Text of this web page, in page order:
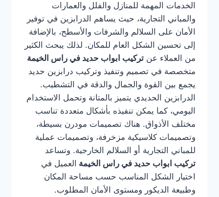
الخدمات المهمة للمنازل والفلل والعمارات
والمباني التجارية، حيث يساهم الدرابزين في توفير
الأمان على السلالم والشرفات والأسطح، بالإضافة
إلى تحسين الشكل العام للمكان. لذلك يبحث الكثير
من العملاء عن تركيب ابواب حديد في راس الخيمة
متخصصة في تصميم وتنفيذ وتركيب درابزين حديد
يجمع بين القوة والجمال والدقة في التشطيب.
الدرابزين الحديدي يتميز بالمتانة وتحمل الاستخدام
اليومي، كما يمكن تنفيذه بأشكال متعددة تناسب
مختلف الأذواق. هناك تصميمات مودرن بسيطة،
وتصميمات كلاسيكية مزخرفة، وتصميمات عملية
للمباني التجارية أو السلالم الخارجية. وتساعد
تركيب ابواب حديد في راس الخيمة العميل في
اختيار الشكل المناسب حسب مساحة المكان
وطبيعة الديكور ومستوى الأمان المطلوب.